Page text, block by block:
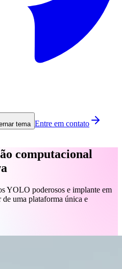
tema Entre em contato
computacional
YOLO poderosos e implante em
uma plataforma única e